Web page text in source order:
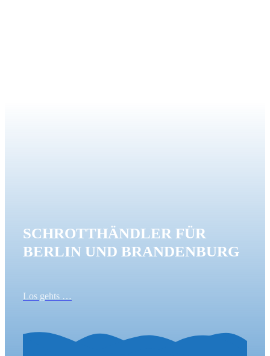
SCHROTTHÄNDLER FÜR
BERLIN UND BRANDENBURG
Los gehts …